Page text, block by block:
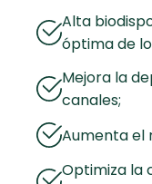
Alta
óptima de
Mejora la
canales;
Aumenta el
Optimiza la